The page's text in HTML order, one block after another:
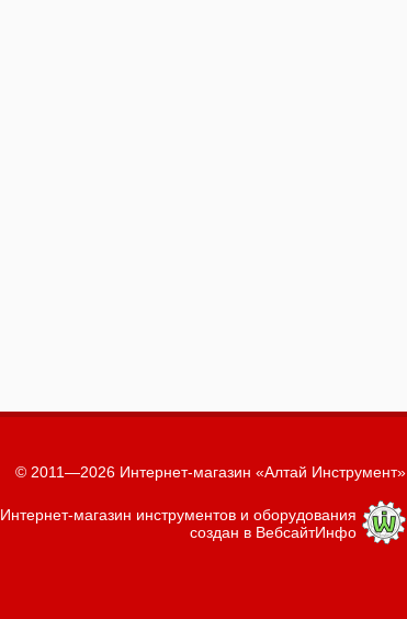
© 2011—2026 Интернет-магазин «Алтай Инструмент»
Интернет-магазин инструментов и оборудования
создан в ВебсайтИнфо